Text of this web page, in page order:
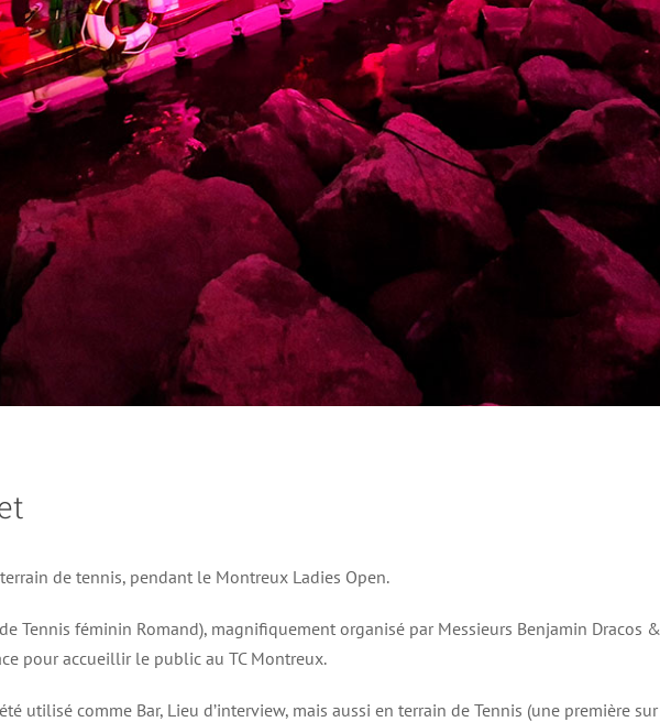
de tennis, pendant le Montreux Ladies Open.
Tennis féminin Romand), magnifiquement organisé par Messieurs Benjamin Dracos &
pour accueillir le public au TC Montreux.
utilisé comme Bar, Lieu d’interview, mais aussi en terrain de Tennis (une première sur